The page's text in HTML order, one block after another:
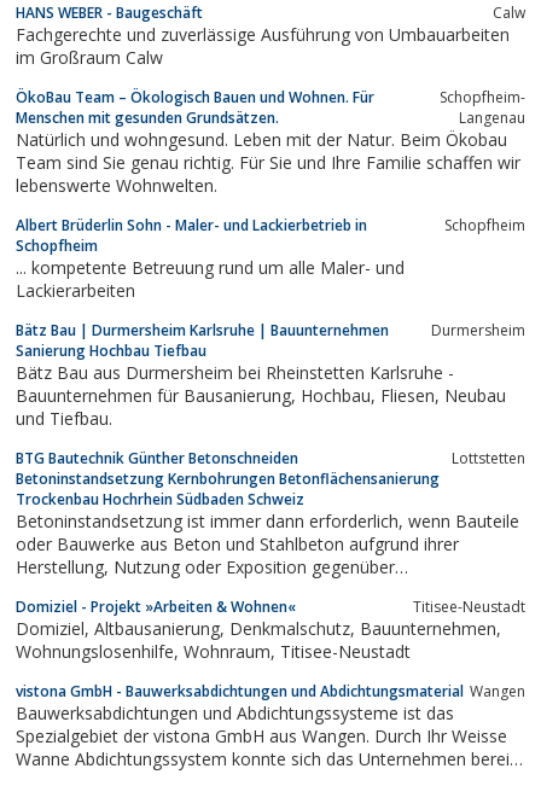
HANS WEBER - Baugeschäft Calw
Fachgerechte und zuverlässige Ausführung von Umbauarbeiten
im Großraum Calw
ÖkoBau Team – Ökologisch Bauen und Wohnen. Für
Menschen mit gesunden Grundsätzen.
Schopfheim-
Langenau
Natürlich und wohngesund. Leben mit der Natur. Beim Ökobau
Team sind Sie genau richtig. Für Sie und Ihre Familie schaffen wir
lebenswerte Wohnwelten.
Albert Brüderlin Sohn - Maler- und Lackierbetrieb in
Schopfheim
Schopfheim
... kompetente Betreuung rund um alle Maler- und
Lackierarbeiten
Bätz Bau | Durmersheim Karlsruhe | Bauunternehmen
Sanierung Hochbau Tiefbau
Durmersheim
Bätz Bau aus Durmersheim bei Rheinstetten Karlsruhe -
Bauunternehmen für Bausanierung, Hochbau, Fliesen, Neubau
und Tiefbau.
BTG Bautechnik Günther Betonschneiden
Betoninstandsetzung Kernbohrungen Betonflächensanierung
Trockenbau Hochrhein Südbaden Schweiz
Lottstetten
Betoninstandsetzung ist immer dann erforderlich, wenn Bauteile
oder Bauwerke aus Beton und Stahlbeton aufgrund ihrer
Herstellung, Nutzung oder Exposition gegenüber
Funktion beeinträchtigt sind. Die Betoninstandsetzung beschreibt
Technologien zur Wiederherstellung bzw.
Domiziel - Projekt »Arbeiten & Wohnen« Titisee-Neustadt
Domiziel, Altbausanierung, Denkmalschutz, Bauunternehmen,
Wohnungslosenhilfe, Wohnraum, Titisee-Neustadt
vistona GmbH - Bauwerksabdichtungen und Abdichtungsmaterial Wangen
Bauwerksabdichtungen und Abdichtungssysteme ist das
Spezialgebiet der vistona GmbH aus Wangen. Durch Ihr Weisse
Wanne Abdichtungssystem konnte sich das Unternehmen bereits